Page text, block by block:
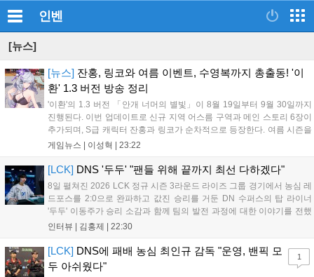
인벤
[뉴스]
[뉴스] 잔홍, 링코와 여름 이벤트, 수영복까지 총출동! '이
환' 1.3 버전 방송 정리
'이환'의 1.3 버전 「안개 너머의 별빛」이 8월 19일부터 9월 30일까지
진행된다. 이번 업데이트로 신규 지역 어스름 구역과 메인 스토리 6장이
추가되며, S급 캐릭터 잔홍과 링코가 순차적으로 등장한다. 여름 시즌을
맞아 비치발리볼, 수상 오토바이 등 다채로운 이벤트가 열리고, 캐릭터
가능한 교환 코드 3종이 제공되며, 상세 일정은 공식 채널을 통해 확인할
수 있다....
게임뉴스 | 이성혁 23:22
[LCK] DNS '두두' "팬들 위해 끝까지 최선 다하겠다"
8일 펼쳐진 2026 LCK 정규 시즌 3라운드 라이즈 그룹 경기에서 농심 레
드포스를 2:0으로 완파하고 값진 승리를 거둔 DN 수퍼스의 탑 라이너
'두두' 이동주가 승리 소감과 함께 팀의 발전 과정에 대한 이야기를 전했
다. 먼저 오랜만의 2:0 완승에 대해 '두두'는 "진짜 오랜만에 거둔 2:0 승
인터뷰 | 김홍제 22:30
[LCK] DNS에 패배 농심 최인규 감독 "운영, 밴픽 모
두 아쉬웠다"
1